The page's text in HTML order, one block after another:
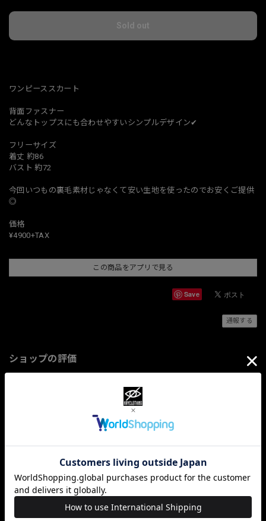
Sold out
ワンピーススカート
背面ファスナー
どんなトップスにも合わせやすいシンプルデザイン✔︎
フリーサイズ
着丈 約86
バスト 約72
今回いつもの裏毛素材じゃなくて安い生地を使ったのでお安くご提供
◎
価格
¥4900+TAX
この商品をアプリで見る
Save
通報する
ショップの評価
関連商品